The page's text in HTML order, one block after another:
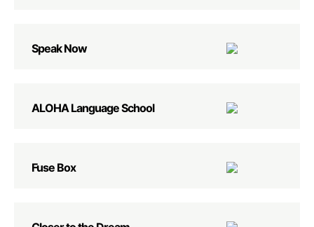
Speak Now
ALOHA Language School
Fuse Box